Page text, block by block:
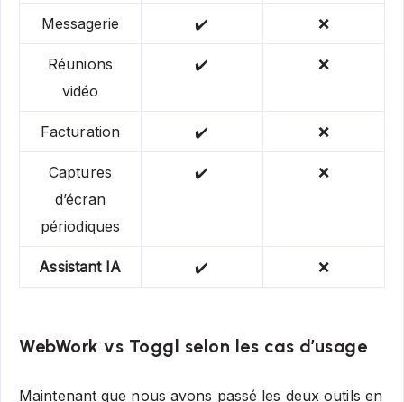
Messagerie ✔️ ❌
Réunions
vidéo
✔️ ❌
Facturation ✔️ ❌
Captures
d’écran
périodiques
✔️ ❌
Assistant IA ✔️ ❌
WebWork vs Toggl selon les cas d’usage
Maintenant que nous avons passé les deux outils en